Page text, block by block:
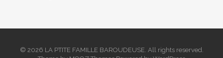
© 2026 LA PTITE FAMILLE BAROUDEUSE. All rights reserved.